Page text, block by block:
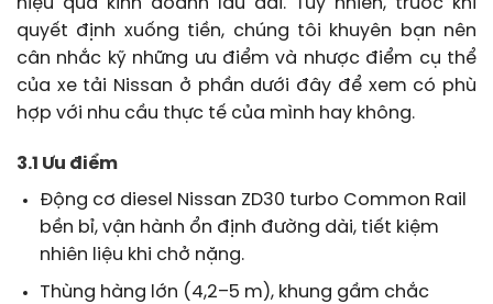
quyết định xuống tiền, chúng tôi khuyên bạn nên
cân nhắc kỹ những ưu điểm và nhược điểm cụ thể
của xe tải Nissan ở phần dưới đây để xem có phù
hợp với nhu cầu thực tế của mình hay không.
3.1 Ưu điểm
Động cơ diesel Nissan ZD30 turbo Common Rail
bền bỉ, vận hành ổn định đường dài, tiết kiệm
nhiên liệu khi chở nặng.
Thùng hàng lớn (4,2–5 m), khung gầm chắc